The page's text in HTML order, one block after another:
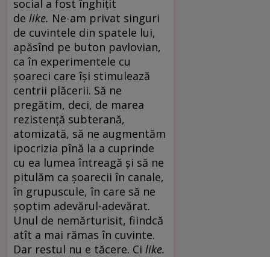
social a fost înghițit
de like. Ne-am privat singuri
de cuvintele din spatele lui,
apăsînd pe buton pavlovian,
ca în experimentele cu
șoareci care își stimulează
centrii plăcerii. Să ne
pregătim, deci, de marea
rezistență subterană,
atomizată, să ne augmentăm
ipocrizia pînă la a cuprinde
cu ea lumea întreagă și să ne
pitulăm ca șoarecii în canale,
în grupuscule, în care să ne
șoptim adevărul-adevărat.
Unul de nemărturisit, fiindcă
atît a mai rămas în cuvinte.
Dar restul nu e tăcere. Ci like.